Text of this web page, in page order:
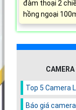
đàm thoại 2
hồng ngoại
Top 5 Camera
Báo giá